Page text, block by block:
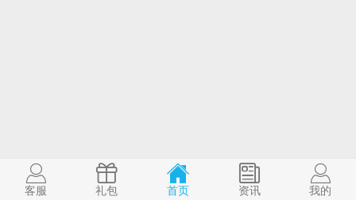
客服 礼包 首页 资讯 我的